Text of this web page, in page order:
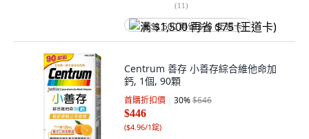
(11)
满 $1,500 再省 $75 (王道卡)
Centrum 善存 小善存綜合維他命加
鈣, 1個, 90顆
首購折扣價 30%$646
$446
($4.96/1錠)